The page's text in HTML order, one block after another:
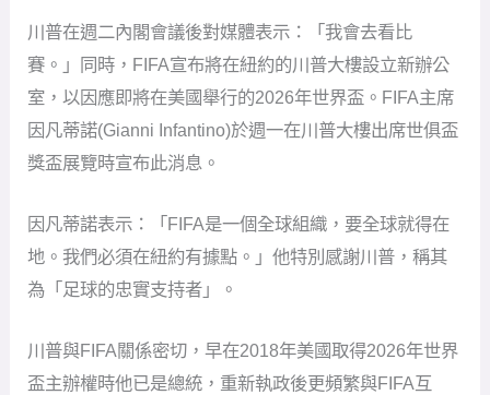
川普在週二內閣會議後對媒體表示：「我會去看比
賽。」同時，FIFA宣布將在紐約的川普大樓設立新辦公
室，以因應即將在美國舉行的2026年世界盃。FIFA主席
因凡蒂諾(Gianni Infantino)於週一在川普大樓出席世俱盃
獎盃展覽時宣布此消息。
因凡蒂諾表示：「FIFA是一個全球組織，要全球就得在
地。我們必須在紐約有據點。」他特別感謝川普，稱其
為「足球的忠實支持者」。
川普與FIFA關係密切，早在2018年美國取得2026年世界
盃主辦權時他已是總統，重新執政後更頻繁與FIFA互